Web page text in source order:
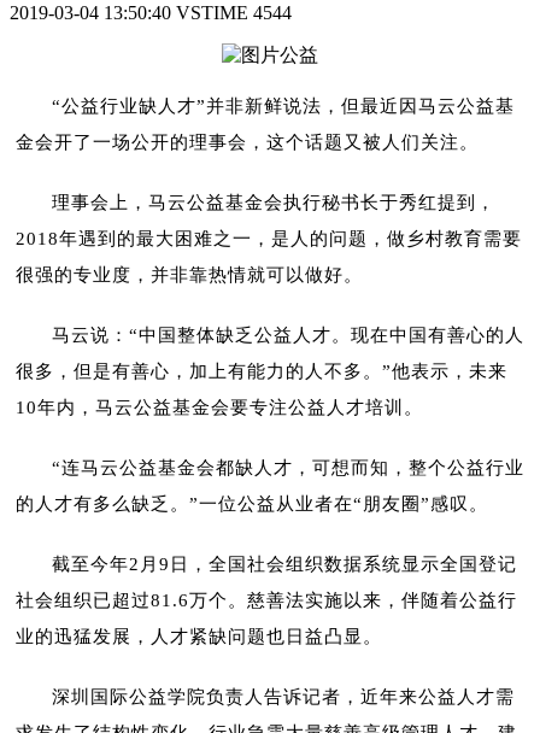
2019-03-04 13:50:40 VSTIME 4544
“公益行业缺人才”并非新鲜说法，但最近因马云公益基
金会开了一场公开的理事会，这个话题又被人们关注。
理事会上，马云公益基金会执行秘书长于秀红提到，
2018年遇到的最大困难之一，是人的问题，做乡村教育需要
很强的专业度，并非靠热情就可以做好。
马云说：“中国整体缺乏公益人才。现在中国有善心的人
很多，但是有善心，加上有能力的人不多。”他表示，未来
10年内，马云公益基金会要专注公益人才培训。
“连马云公益基金会都缺人才，可想而知，整个公益行业
的人才有多么缺乏。”一位公益从业者在“朋友圈”感叹。
截至今年2月9日，全国社会组织数据系统显示全国登记
社会组织已超过81.6万个。慈善法实施以来，伴随着公益行
业的迅猛发展，人才紧缺问题也日益凸显。
深圳国际公益学院负责人告诉记者，近年来公益人才需